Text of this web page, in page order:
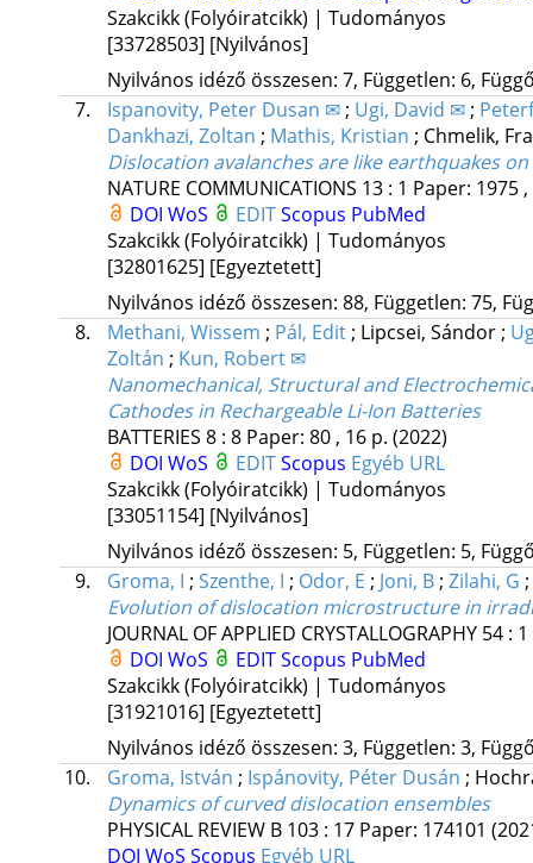
Szakcikk (Folyóiratcikk) | Tudományos
[33728503] [Nyilvános]
Nyilvános idéző összesen: 7, Független: 6,
7.
Ispanovity, Peter Dusan ✉; Ugi, David ✉;
Dankhazi, Zoltan ; Mathis, Kristian ; Chmelik,
Dislocation avalanches are like earthquakes
NATURE COMMUNICATIONS 13: 1 Paper: 1975
DOI WoS EDITScopus PubMed
Szakcikk (Folyóiratcikk) | Tudományos
[32801625] [Egyeztetett]
Nyilvános idéző összesen: 88, Független: 75,
8.
Methani, Wissem ; Pál, Edit; Lipcsei, Sándor;
Zoltán ; Kun, Robert ✉
Nanomechanical, Structural and
Cathodes in Rechargeable Li-Ion Batteries
BATTERIES 8: 8 Paper: 80 , 16 p. (2022)
DOI WoS EDITScopus Egyéb URL
Szakcikk (Folyóiratcikk) | Tudományos
[33051154] [Nyilvános]
Nyilvános idéző összesen: 5, Független: 5,
9.
Groma, I ; Szenthe, I ; Odor, E ; Joni, B; Zilahi, G ;
Evolution of dislocation microstructure in
JOURNAL OF APPLIED CRYSTALLOGRAPHY 54: 1
DOI WoS EDITScopus PubMed
Szakcikk (Folyóiratcikk) | Tudományos
[31921016] [Egyeztetett]
Nyilvános idéző összesen: 3, Független: 3,
10.
Groma, István ; Ispánovity, Péter Dusán ;
Dynamics of curved dislocation ensembles
PHYSICAL REVIEW B 103: 17 Paper: 174101
DOI WoS Scopus Egyéb URL